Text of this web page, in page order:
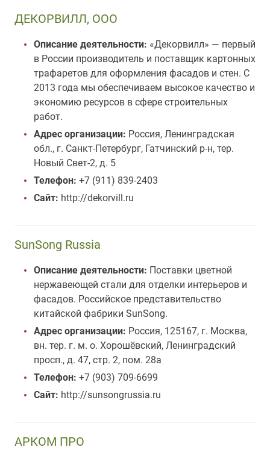
ДЕКОРВИЛЛ, ООО
Описание деятельности: «Декорвилл» — первый
в России производитель и поставщик картонных
трафаретов для оформления фасадов и стен. С
2013 года мы обеспечиваем высокое качество и
экономию ресурсов в сфере строительных
работ.
Адрес организации: Россия, Ленинградская
обл., г. Санкт-Петербург, Гатчинский р-н, тер.
Новый Свет-2, д. 5
Телефон: +7 (911) 839-2403
Сайт: http://dekorvill.ru
SunSong Russia
Описание деятельности: Поставки цветной
нержавеющей стали для отделки интерьеров и
фасадов. Российское представительство
китайской фабрики SunSong.
Адрес организации: Россия, 125167, г. Москва,
вн. тер. г. м. о. Хорошёвский, Ленинградский
просп., д. 47, стр. 2, пом. 28а
Телефон: +7 (903) 709-6699
Сайт: http://sunsongrussia.ru
АРКОМ ПРО